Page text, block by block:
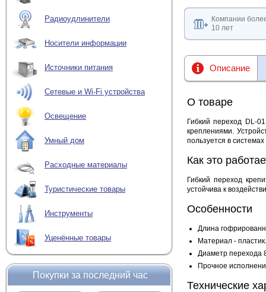
Радиоудлинители
Носители информации
Источники питания
Сетевые и Wi-Fi устройства
Освещение
Умный дом
Расходные материалы
Туристические товары
Инструменты
Уценённые товары
Покупки за последний час
Компании
10 лет
Описание
О товаре
Гибкий переход DL-
креплениями.
пользуется в
Как это
Гибкий переход
устойчива к
Особенности
Длина
Материал - пластик.
Диаметр перехода
Прочное
Технические